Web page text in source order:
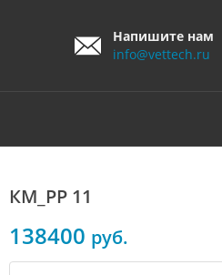
Напишите нам
info@vettech.ru
КМ_РР 11
138400 руб.